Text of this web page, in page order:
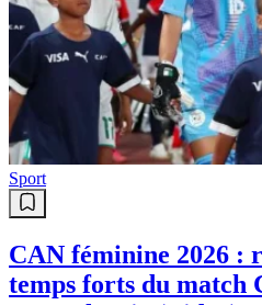
Sport
CAN féminine 2026 :
temps forts du match